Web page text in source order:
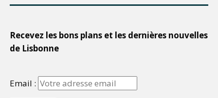
Recevez les bons plans et les dernières nouvelles
de Lisbonne
Email :